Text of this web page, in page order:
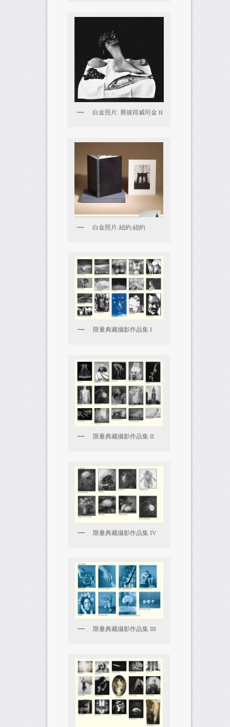
白金照片. 喬彼得威司金 II
白金照片-紐約‧紐約
限量典藏攝影作品集 I
限量典藏攝影作品集 II
限量典藏攝影作品集 IV
限量典藏攝影作品集 III